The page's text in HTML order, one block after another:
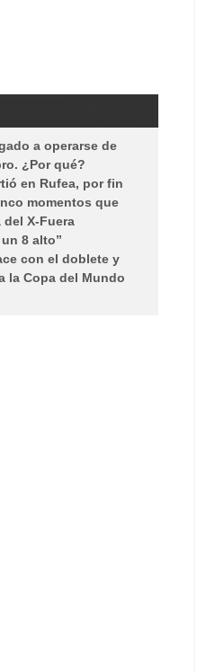
a operarse de
¿Por qué?
en Rufea, por fin
momentos que
X-Fuera
8 alto”
con el doblete y
la Copa del Mundo